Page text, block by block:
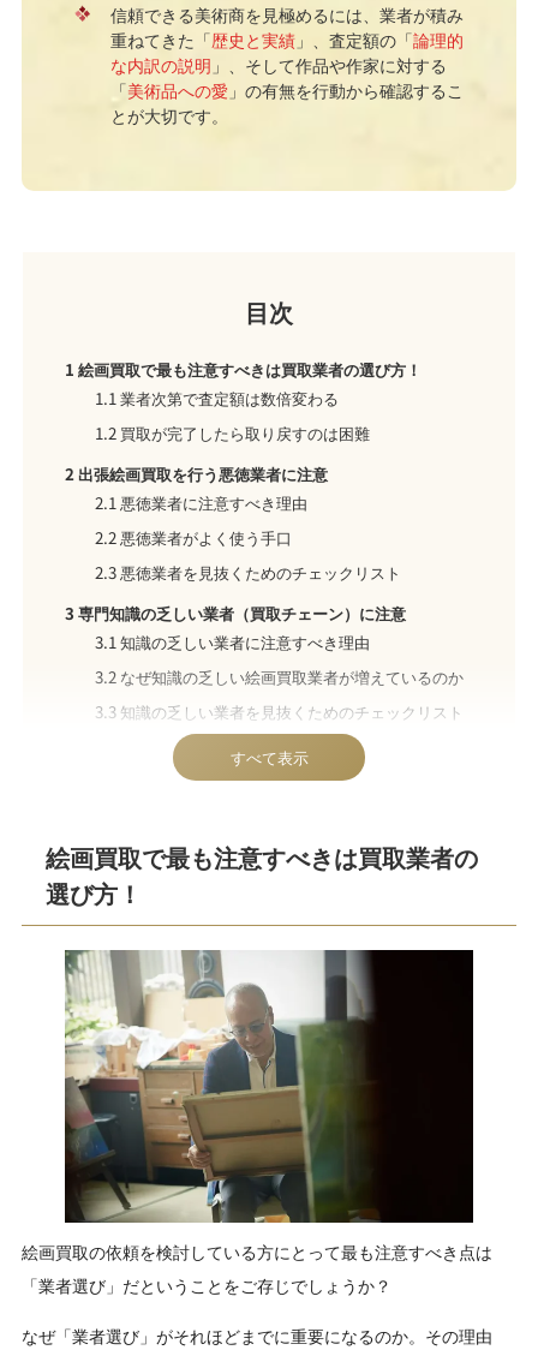
信頼できる美術商を見極めるには、業者が積み
重ねてきた「歴史と実績」、査定額の「論理的
な内訳の説明 」、そして作品や作家に対する
「美術品への愛 」の有無を行動から確認するこ
とが大切です。
目次
1 絵画買取で最も注意すべきは買取業者の選び方！
1.1業者次第で査定額は数倍変わる
1.2買取が完了したら取り戻すのは困難
2出張絵画買取を行う悪徳業者に注意
2.1悪徳業者に注意すべき理由
2.2悪徳業者がよく使う手口
2.3悪徳業者を見抜くためのチェックリスト
3 専門知識の乏しい業者（買取チェーン）に注意
3.1知識の乏しい業者に注意すべき理由
3.2なぜ知識の乏しい絵画買取業者が増えているのか
3.3知識の乏しい業者を見抜くためのチェックリスト
オークションサイトやフリマアプリの個人間取引に注意
サイト・アプリに注意すべき理由
5業者選び3つのコツ
5.11.その会社の歴史と実績を知ろう
5.22.査定の根拠を説明できるか確かめよう
5.33.美術品への愛を見極めよう
6 絵画を正しい価値で売却するなら絵画骨董買取プロ（by
秋華洞）へ
7【一覧表で解説】業者選び以外にもある絵画買取の注意
点
8まとめ｜絵画買取で失敗しないためには業者を目利きす
べし
9 絵画買取の注意点についてよくある質問
9.1傷やシミ、額縁の破損がある絵画でも査定に悪影
響はありますか？
9.2出張査定に来てもらった後、金額に納得いかずに
断っても本当に無料ですか？
てもらえますか？
すべて表示
絵画買取で最も注意すべきは買取業者の
選び方！
絵画買取の依頼を検討している方にとって最も注意すべき点は
「業者選び」だということをご存じでしょうか？
なぜ「業者選び」がそれほどまでに重要になるのか。その理由